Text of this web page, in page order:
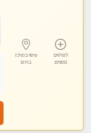
לפרטים
נוספים
עיסוי במרכז
בת ים